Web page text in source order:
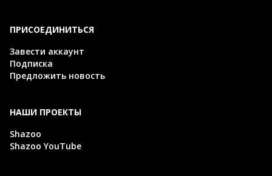
ПРИСОЕДИНИТЬСЯ
Завести аккаунт
Подписка
Предложить новость
НАШИ ПРОЕКТЫ
Shazoo
Shazoo YouTube